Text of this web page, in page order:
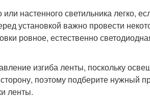
настенного светильника легко,
установкой важно провести
ровное, естественно
изгиба ленты, поскольку
поэтому подберите нужный
ленты.